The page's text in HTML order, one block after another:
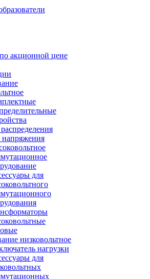
акционной цене
напряжения
для
низковольтное
нагрузки
для